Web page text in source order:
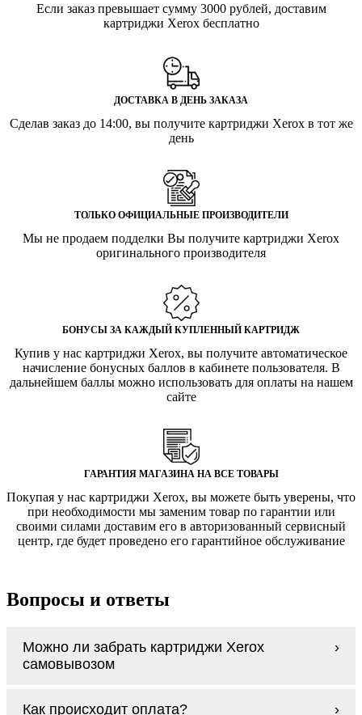
Если заказ превышает сумму 3000 рублей, доставим
картриджи Xerox бесплатно
ДОСТАВКА В ДЕНЬ ЗАКАЗА
Сделав заказ до 14:00, вы получите картриджи Xerox в тот же
день
ТОЛЬКО ОФИЦИАЛЬНЫЕ ПРОИЗВОДИТЕЛИ
Мы не продаем подделки Вы получите картриджи Xerox
оригинального производителя
БОНУСЫ ЗА КАЖДЫЙ КУПЛЕННЫЙ КАРТРИДЖ
Купив у нас картриджи Xerox, вы получите автоматическое
начисление бонусных баллов в кабинете пользователя. В
дальнейшем баллы можно использовать для оплаты на нашем
сайте
ГАРАНТИЯ МАГАЗИНА НА ВСЕ ТОВАРЫ
Покупая у нас картриджи Xerox, вы можете быть уверены, что
при необходимости мы заменим товар по гарантии или
своими силами доставим его в авторизованный сервисный
центр, где будет проведено его гарантийное обслуживание
Вопросы и ответы
Можно ли забрать картриджи Xerox
самовывозом
доставим заказ и сделаем это бесплатно
Как происходит оплата?